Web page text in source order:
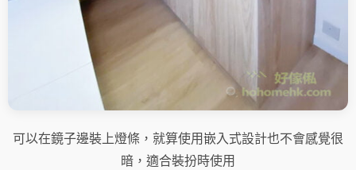
可以在鏡子邊裝上燈條，就算使用嵌入式設計也不會感覺很
暗，適合裝扮時使用